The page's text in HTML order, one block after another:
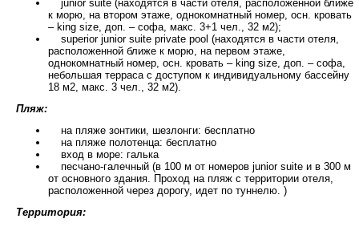
junior suitе (находятся в части отеля, расположенной ближе
к морю, на втором этаже, однокомнатный номер, осн. кровать
– king size, доп. – софа, макс. 3+1 чел., 32 м2);
superior junior suitе private pool (находятся в части отеля,
расположенной ближе к морю, на первом этаже,
однокомнатный номер, осн. кровать – king size, доп. – софа,
небольшая терраса с доступом к индивидуальному бассейну
18 м2, макс. 3 чел., 32 м2).
Пляж:
на пляже зонтики, шезлонги: бесплатно
на пляже полотенца: бесплатно
вход в море: галька
песчано-галечный (в 100 м от номеров junior suite и в 300 м
от основного здания. Проход на пляж с территории отеля,
расположенной через дорогу, идет по туннелю. )
Территория: